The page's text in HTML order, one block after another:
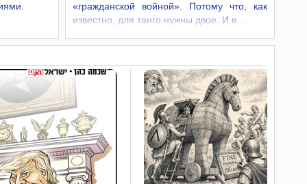
08:52
Древняя болезнь,
вернулась — кто в зоне
Болезнь Хансена способна вызывать паралич
и деформацию лица. Врачи предупреждают о
характерных симптомах.
08:51
Опасение нового
7 октября - ЦАХАЛ нашел
брешь на границе с Газой
Силы ЦАХАЛа заметили на
границе с Газой серьезную
проблему с безопасностью, которая может
«гражданской войной». Потому что, как
известно, для танго нужны двое. И в…